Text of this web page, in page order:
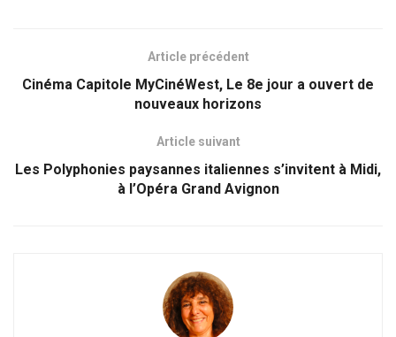
Article précédent
Cinéma Capitole MyCinéWest, Le 8e jour a ouvert de
nouveaux horizons
Article suivant
Les Polyphonies paysannes italiennes s’invitent à Midi,
à l’Opéra Grand Avignon